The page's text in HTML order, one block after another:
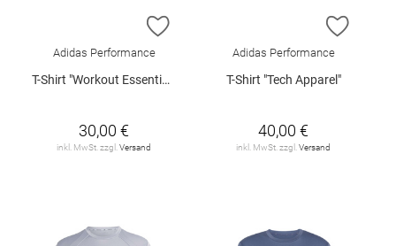
ZUR WUNSCHLISTE HINZUFÜGEN
Adidas Performance
T-Shirt "Workout Essentials Flex"
30,00 €
inkl. MwSt. zzgl.Versand
ZUR
Adidas Performance
T-Shirt "Tech Apparel"
40,00 €
inkl. MwSt. zzgl.Versand